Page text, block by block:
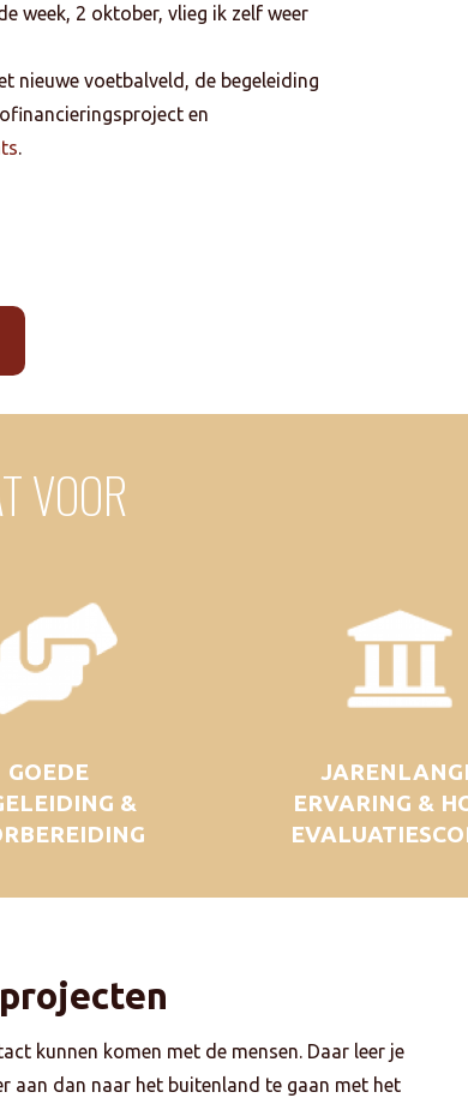
week, 2 oktober, vlieg ik zelf weer
nieuwe voetbalveld, de begeleiding
en
.
VOOR
GOEDE
&
ERVARING &
kunnen komen met de mensen. Daar leer je
aan dan naar het buitenland te gaan met het